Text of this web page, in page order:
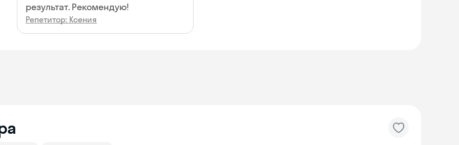
результат. Рекомендую!
Репетитор: Ксения